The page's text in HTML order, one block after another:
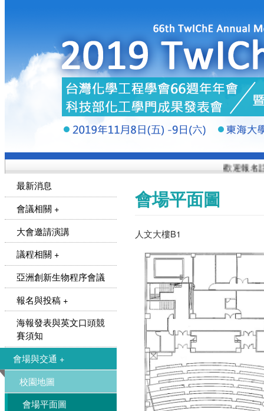
歡迎報名註
最新消息
會議相關 +
大會邀請演講
議程相關 +
亞洲創新生物程序會議
報名與投稿 +
海報發表與英文口頭競
賽須知
會場與交通 +
校園地圖
會場平面圖
會場平面圖
人文大樓B1